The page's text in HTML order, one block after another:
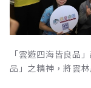
「雲遊四海皆良品
品」之精神，將雲